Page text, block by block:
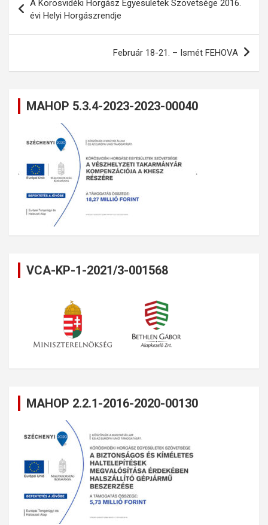
navigáció
A Körösvidéki Horgász Egyesületek Szövetsége 2016.
évi Helyi Horgászrendje
Február 18-21. – Ismét FEHOVA
MAHOP 5.3.4-2023-2023-00040
VCA-KP-1-2021/3-001568
MAHOP 2.2.1-2016-2020-00130